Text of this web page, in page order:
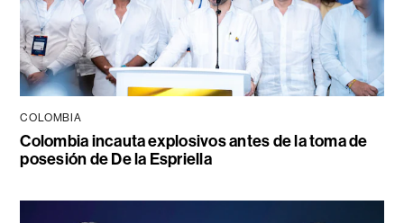
COLOMBIA
Colombia incauta explosivos antes de la toma de
posesión de De la Espriella